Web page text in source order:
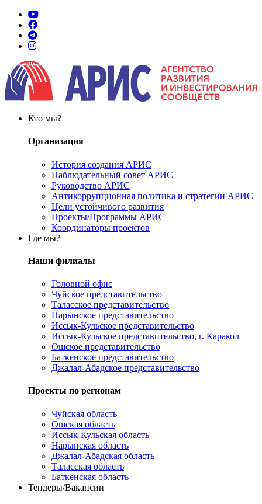
Кто мы?
Организация
История создания АРИС
Наблюдательный совет АРИС
Руководство АРИС
Антикоррупционная политика и стратегии АРИС
Цели устойчивого развития
Проекты/Программы АРИС
Координаторы проектов
Где мы?
Наши филиалы
Головной офис
Чуйское представительство
Таласское представительство
Нарынское представительство
Иссык-Кульское представительство
Иссык-Кульское представительство, г. Каракол
Ошское представительство
Баткенское представительство
Джалал-Абадское представительство
Проекты по регионам
Чуйская область
Ошская область
Иссык-Кульская область
Нарынская область
Джалал-Абадская область
Таласская область
Баткенская область
Тендеры/Вакансии